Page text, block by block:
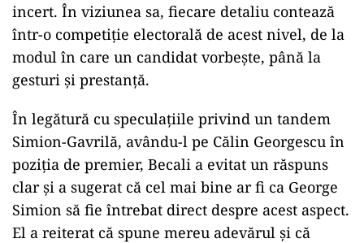
incert. În viziunea sa, fiecare detaliu contează
într-o competiție electorală de acest nivel, de la
modul în care un candidat vorbește, până la
gesturi și prestanță.
În legătură cu speculațiile privind un tandem
Simion-Gavrilă, avându-l pe Călin Georgescu în
poziția de premier, Becali a evitat un răspuns
clar și a sugerat că cel mai bine ar fi ca George
Simion să fie întrebat direct despre acest aspect.
El a reiterat că spune mereu adevărul și că